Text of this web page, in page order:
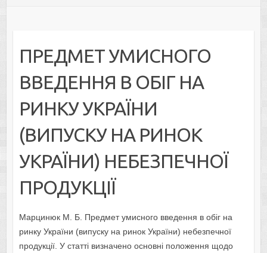
ПРЕДМЕТ УМИСНОГО
ВВЕДЕННЯ В ОБІГ НА
РИНКУ УКРАЇНИ
(ВИПУСКУ НА РИНОК
УКРАЇНИ) НЕБЕЗПЕЧНОЇ
ПРОДУКЦІЇ
Марцинюк М. Б. Предмет умисного введення в обіг на
ринку України (випуску на ринок України) небезпечної
продукції. У статті визначено основні положення щодо